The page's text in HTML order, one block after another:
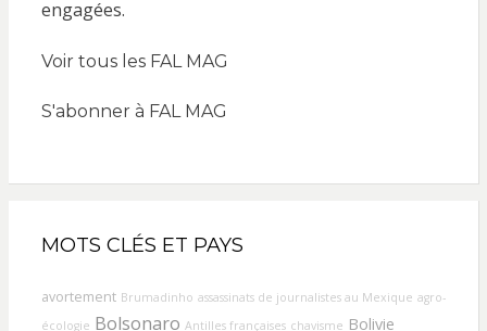
Voir tous les FAL MAG
S'abonner à FAL MAG
MOTS CLÉS ET PAYS
avortement Brumadinho assassinats de journalistes au Mexique agro-
écologie Bolsonaro Antilles françaises chavisme Bolivie